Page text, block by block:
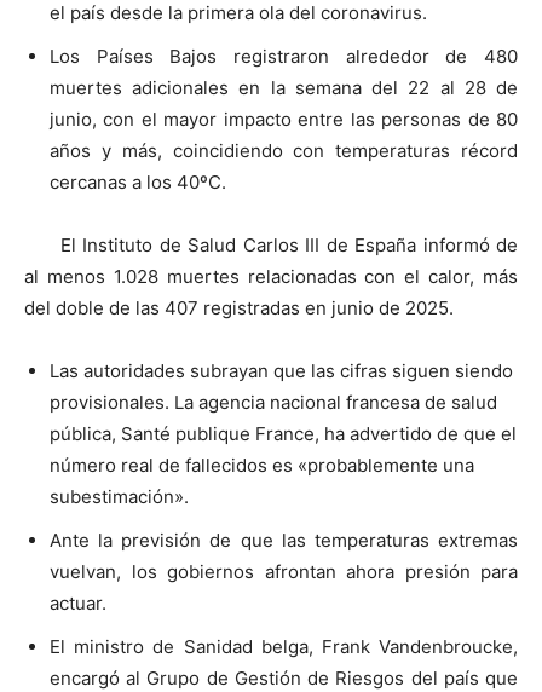
el país desde la primera ola del coronavirus.
Los Países Bajos registraron alrededor de 480
muertes adicionales en la semana del 22 al 28 de
junio, con el mayor impacto entre las personas de 80
años y más, coincidiendo con temperaturas récord
cercanas a los 40ºC.
El Instituto de Salud Carlos III de España informó de
al menos 1.028 muertes relacionadas con el calor, más
del doble de las 407 registradas en junio de 2025.
Las autoridades subrayan que las cifras siguen siendo
provisionales. La agencia nacional francesa de salud
pública, Santé publique France, ha advertido de que el
número real de fallecidos es «probablemente una
subestimación».
Ante la previsión de que las temperaturas extremas
vuelvan, los gobiernos afrontan ahora presión para
actuar.
El ministro de Sanidad belga, Frank Vandenbroucke,
encargó al Grupo de Gestión de Riesgos del país que